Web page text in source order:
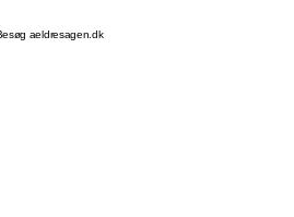
aeldresagen.dk